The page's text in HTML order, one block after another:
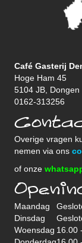
Café Gasterij
Hoge Ham 45
5104 JB, Dongen
0162-313256
Overige vragen
nemen via ons
of onze
Maandag
Dinsdag
Woensdag 16.00